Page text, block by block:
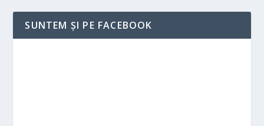
SUNTEM ȘI PE FACEBOOK